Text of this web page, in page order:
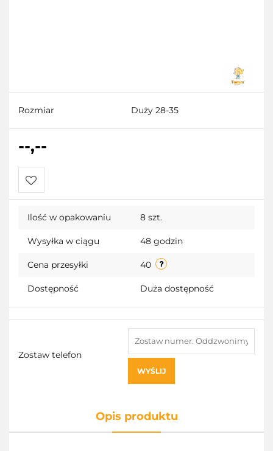
Rozmiar Duży 28-35
--,--
Ilość w opakowaniu 8 szt.
Wysyłka w ciągu 48 godzin
Cena przesyłki 40
Dostępność Duża dostępność
Zostaw telefon
WYŚLIJ
Opis produktu